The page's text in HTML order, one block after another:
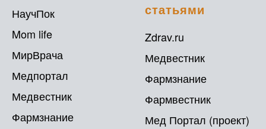
НаучПок
Mom life
МирВрача
Медпортал
Медвестник
Фармзнание
статьями
Zdrav.ru
Медвестник
Фармзнание
Фармвестник
Мед Портал (проект)